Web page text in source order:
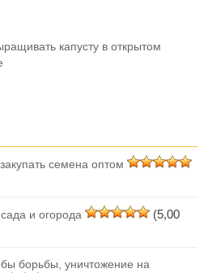
капусту в открытом
семена оптом
и огорода
(5,00
борьбы, уничтожение на